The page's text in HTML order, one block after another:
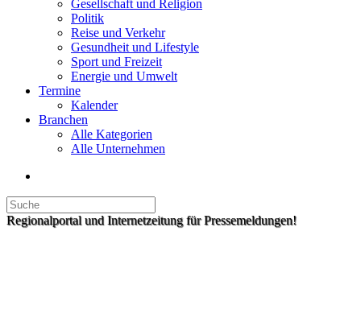
Gesellschaft und Religion
Politik
Reise und Verkehr
Gesundheit und Lifestyle
Sport und Freizeit
Energie und Umwelt
Termine
Kalender
Branchen
Alle Kategorien
Alle Unternehmen
Regionalportal und Internetzeitung für Pressemeldungen!